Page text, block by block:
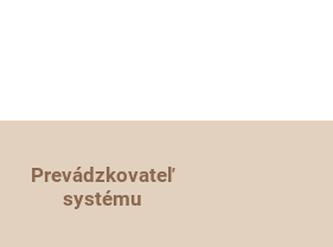
Prevádzkovateľ
systému